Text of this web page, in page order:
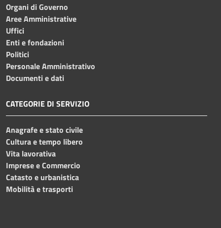
Organi di Governo
Aree Amministrative
Uffici
Enti e fondazioni
Politici
Personale Amministrativo
Documenti e dati
CATEGORIE DI SERVIZIO
Anagrafe e stato civile
Cultura e tempo libero
Vita lavorativa
Imprese e Commercio
Catasto e urbanistica
Mobilità e trasporti